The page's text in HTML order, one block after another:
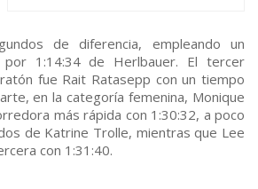
de diferencia, empleando un
1:14:34 de Herlbauer. El tercer
fue Rait Ratasepp con un tiempo
en la categoría femenina, Monique
más rápida con 1:30:32, a poco
de Katrine Trolle, mientras que Lee
con 1:31:40.